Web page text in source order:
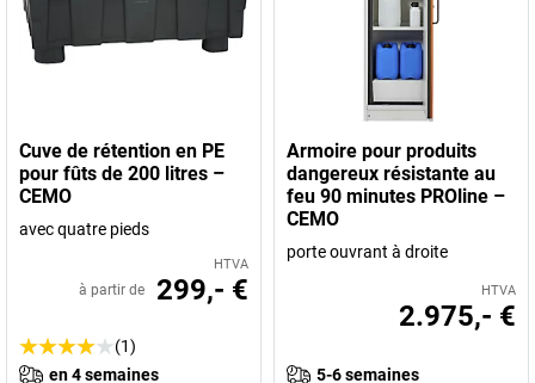
Cuve de rétention en PE
pour fûts de 200 litres –
CEMO
avec quatre pieds
HTVA
à partir de 299,- €
(1)
en 4 semaines
Armoire pour produits
dangereux résistante au
feu 90 minutes PROline –
CEMO
porte ouvrant à droite
HTVA
2.975,- €
5-6 semaines